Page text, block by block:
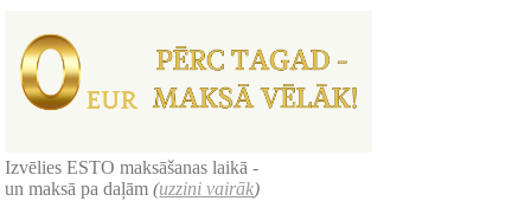
Izvēlies ESTO maksāšanas laikā -
un maksā pa daļām(uzzini vairāk)